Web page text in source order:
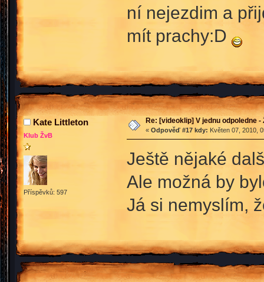
ní nejezdim a
mít prachy:D
Kate Littleton
Klub ŽvB
Příspěvků: 597
Re: [videoklip] V jednu odpoledne
« Odpověď #17 kdy: Květen 07, 2010,
Ještě nějaké
Ale možná by
Já si nemyslím,